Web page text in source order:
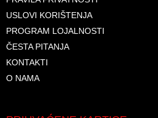
USLOVI KORIŠTENJA
PROGRAM LOJALNOSTI
ČESTA PITANJA
KONTAKTI
O NAMA